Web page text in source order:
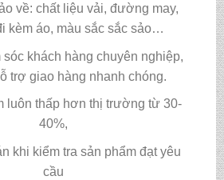
về: chất liệu vải, đường may,
kèm áo, màu sắc sắc sảo…
sóc khách hàng chuyên nghiệp,
trợ giao hàng nhanh chóng.
luôn thấp hơn thị trường từ 30-
40%,
khi kiểm tra sản phẩm đạt yêu
cầu